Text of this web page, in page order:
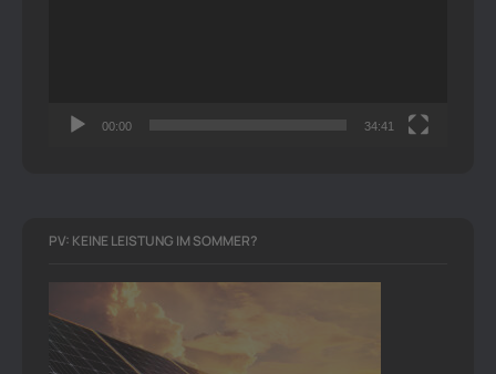
00:00 34:41
PV: KEINE LEISTUNG IM SOMMER?